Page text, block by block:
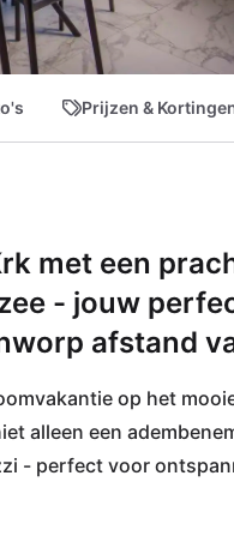
Prijzen &
met een
- jouw
afstand
op het
alleen een
- perfect voor
afstand ligt het
perfect voor een